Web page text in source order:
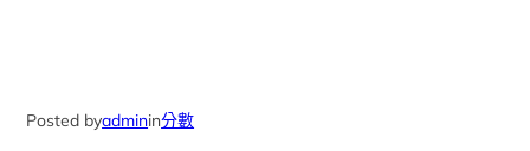
Posted byadminin分數